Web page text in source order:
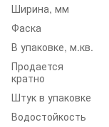
Ширина, мм
Фаска
В упаковке, м.кв.
Продается
кратно
Штук в упаковке
Водостойкость